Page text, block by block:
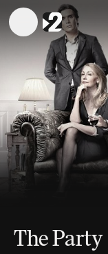
The Party